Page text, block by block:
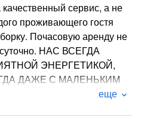
сервис, а не
проживающего гостя
Почасовую аренду не
НАС ВСЕГДА
ЭНЕРГЕТИКОЙ,
ДАЖЕ С МАЛЕНЬКИМ
стулья протираем
еще